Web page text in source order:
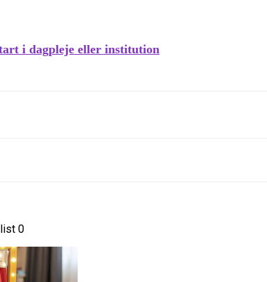
i dagpleje eller institution
0